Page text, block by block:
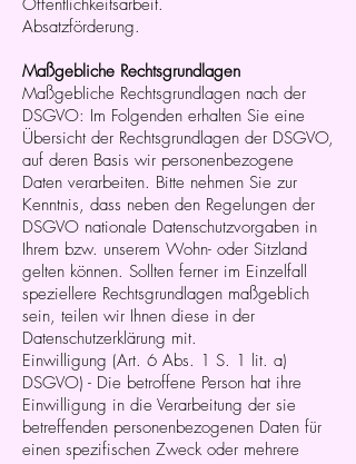
Öffentlichkeitsarbeit.
Absatzförderung.
Maßgebliche Rechtsgrundlagen
Maßgebliche Rechtsgrundlagen nach der
DSGVO: Im Folgenden erhalten Sie eine
Übersicht der Rechtsgrundlagen der DSGVO,
auf deren Basis wir personenbezogene
Daten verarbeiten. Bitte nehmen Sie zur
Kenntnis, dass neben den Regelungen der
DSGVO nationale Datenschutzvorgaben in
Ihrem bzw. unserem Wohn- oder Sitzland
gelten können. Sollten ferner im Einzelfall
speziellere Rechtsgrundlagen maßgeblich
sein, teilen wir Ihnen diese in der
Datenschutzerklärung mit.
Einwilligung (Art. 6 Abs. 1 S. 1 lit. a)
DSGVO) - Die betroffene Person hat ihre
Einwilligung in die Verarbeitung der sie
betreffenden personenbezogenen Daten für
einen spezifischen Zweck oder mehrere